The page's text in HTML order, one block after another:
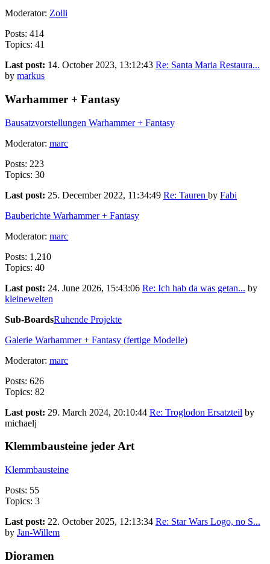
Moderator: Zolli
Posts: 414
Topics: 41
Last post: 14. October 2023, 13:12:43 Re: Santa Maria Restaura...
by markus
Warhammer + Fantasy
Bausatzvorstellungen Warhammer + Fantasy
Moderator: marc
Posts: 223
Topics: 30
Last post: 25. December 2022, 11:34:49 Re: Tauren by Fabi
Bauberichte Warhammer + Fantasy
Moderator: marc
Posts: 1,210
Topics: 40
Last post: 24. June 2026, 15:43:06 Re: Ich hab da was getan... by
kleinewelten
Sub-BoardsRuhende Projekte
Galerie Warhammer + Fantasy (fertige Modelle)
Moderator: marc
Posts: 626
Topics: 82
Last post: 29. March 2024, 20:10:44 Re: Troglodon Ersatzteil by
michaelj
Klemmbausteine jeder Art
Klemmbausteine
Posts: 55
Topics: 3
Last post: 22. October 2025, 12:13:34 Re: Star Wars Logo, no S...
by Jan-Willem
Dioramen